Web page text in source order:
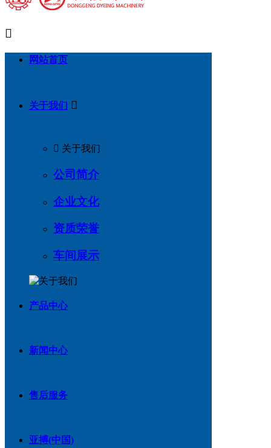

网站首页
关于我们 
 关于我们
公司简介
企业文化
资质荣誉
车间展示
产品中心
新闻中心
售后服务
亚搏(中国)